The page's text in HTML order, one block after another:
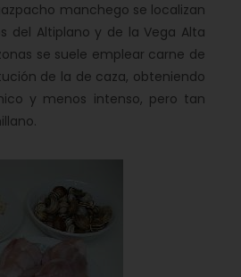
manchego se localizan
del Altiplano y de la Vega Alta
se suele emplear carne de
de la de caza, obteniendo
y menos intenso, pero tan